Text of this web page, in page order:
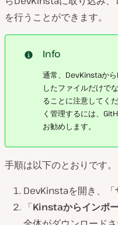
を行うことができます。
Info
通常、DevKinstaか
したファイルだけで
ることに注意してく
く管理するには、
お勧めします。
手順は以下のとおりです。
DevKinstaを開き、「
「Kinstaからインポ